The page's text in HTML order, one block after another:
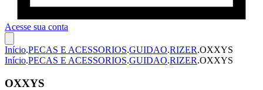
Acesse sua conta
Início.PECAS E ACESSORIOS.GUIDAO.RIZER.OXXYS
Início.PECAS E ACESSORIOS.GUIDAO.RIZER.OXXYS
OXXYS